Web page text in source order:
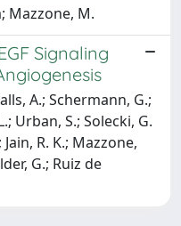
Mazzone, M.
Signaling
A.; Schermann, G.;
Urban, S.; Solecki, G.
R. K.; Mazzone,
G.; Ruiz de